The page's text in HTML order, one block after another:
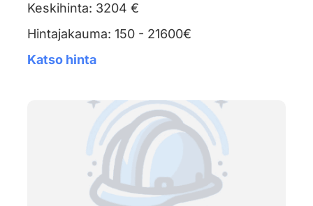
Keskihinta: 3204 €
Hintajakauma: 150 - 21600€
Katso hinta